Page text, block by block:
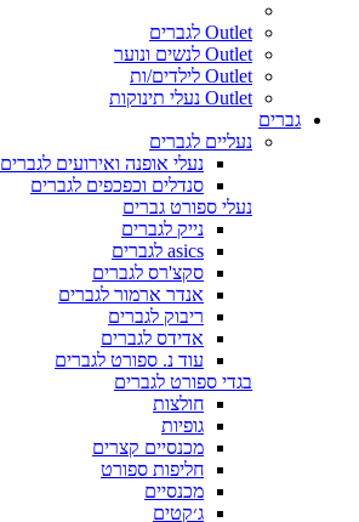
Outlet לגברים
Outlet לנשים ונוער
Outlet לילדים/ות
Outlet נעלי תינוקות
גברים
נעליים לגברים
נעלי אופנה ואירועים לגברים
סנדלים וכפכפים לגברים
נעלי ספורט גברים
נייק לגברים
asics לגברים
סקצ'רס לגברים
אנדר ארמור לגברים
ריבוק לגברים
אדידס לגברים
עוד נ. ספורט לגברים
בגדי ספורט לגברים
חולצות
גופיות
מכנסיים קצרים
חליפות ספורט
מכנסיים
ג׳קטים